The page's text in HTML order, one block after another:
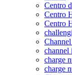
Centro
Centro
Centro
channel
charge
charge